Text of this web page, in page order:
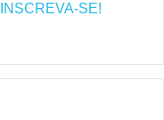
INSCREVA-SE!